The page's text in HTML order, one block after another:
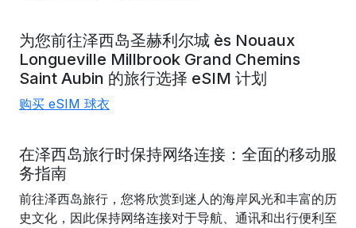
为您前往泽西岛圣赫利尔城 ès Nouaux
Longueville Millbrook Grand Chemins
Saint Aubin 的旅行选择 eSIM 计划
购买 eSIM 球衣
在泽西岛旅行时保持网络连接：全面的移动服
务指南
前往泽西岛旅行，您将欣赏到迷人的海岸风光和丰富的历
史文化，因此保持网络连接对于导航、通讯和出行便利至